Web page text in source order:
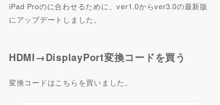
iPad Proのに合わせるために、ver1.0からver3.0の最新版
にアップデートしました。
HDMI→DisplayPort変換コードを買う
変換コードはこちらを買いました。